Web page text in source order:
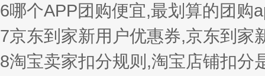
6哪个APP团购便宜,最划算的团购
7京东到家新用户优惠券,京东到家
8淘宝卖家扣分规则,淘宝店铺扣分